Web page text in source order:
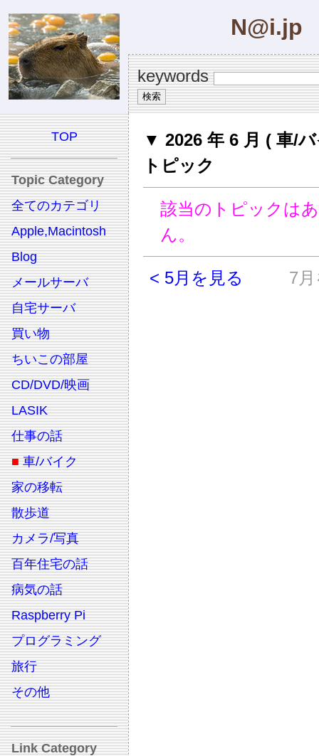
N@i.jp
keywords
TOP
Topic Category
全てのカテゴリ
Apple,Macintosh
Blog
メールサーバ
自宅サーバ
買い物
ちいこの部屋
CD/DVD/映画
LASIK
仕事の話
■ 車/バイク
家の移転
散歩道
カメラ/写真
百年住宅の話
病気の話
Raspberry Pi
プログラミング
旅行
その他
Link Category
▼ 2026 年 6 月 ( 車/
トピック
該当のトピックは
ん。
< 5月を見る 7